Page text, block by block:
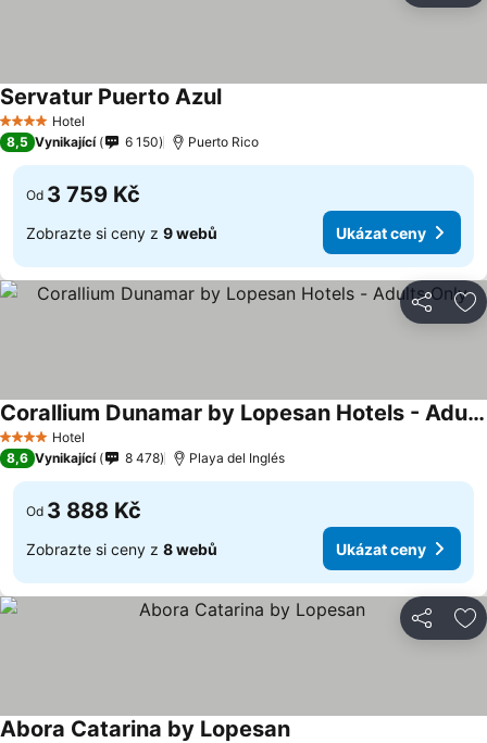
4 Počet hvězdiček
Hotel
Servatur Puerto Azul
8,5 Vynikající 6 150 Puerto Rico
Od 3 759 Kč
Zobrazte si ceny z 9 webů Ukázat ceny
Sdílet
4 Počet hvězdiček
Hotel
Corallium Dunamar by Lopesan Hotels - Adults Only
8,6 Vynikající 8 478 Playa del Inglés
Od 3 888 Kč
Zobrazte si ceny z 8 webů Ukázat ceny
Sdílet
Abora Catarina by Lopesan